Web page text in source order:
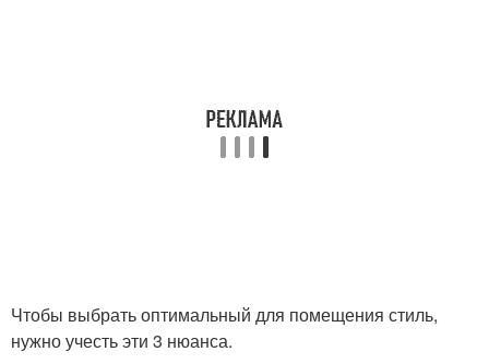
Чтобы выбрать оптимальный для помещения стиль,
нужно учесть эти 3 нюанса.